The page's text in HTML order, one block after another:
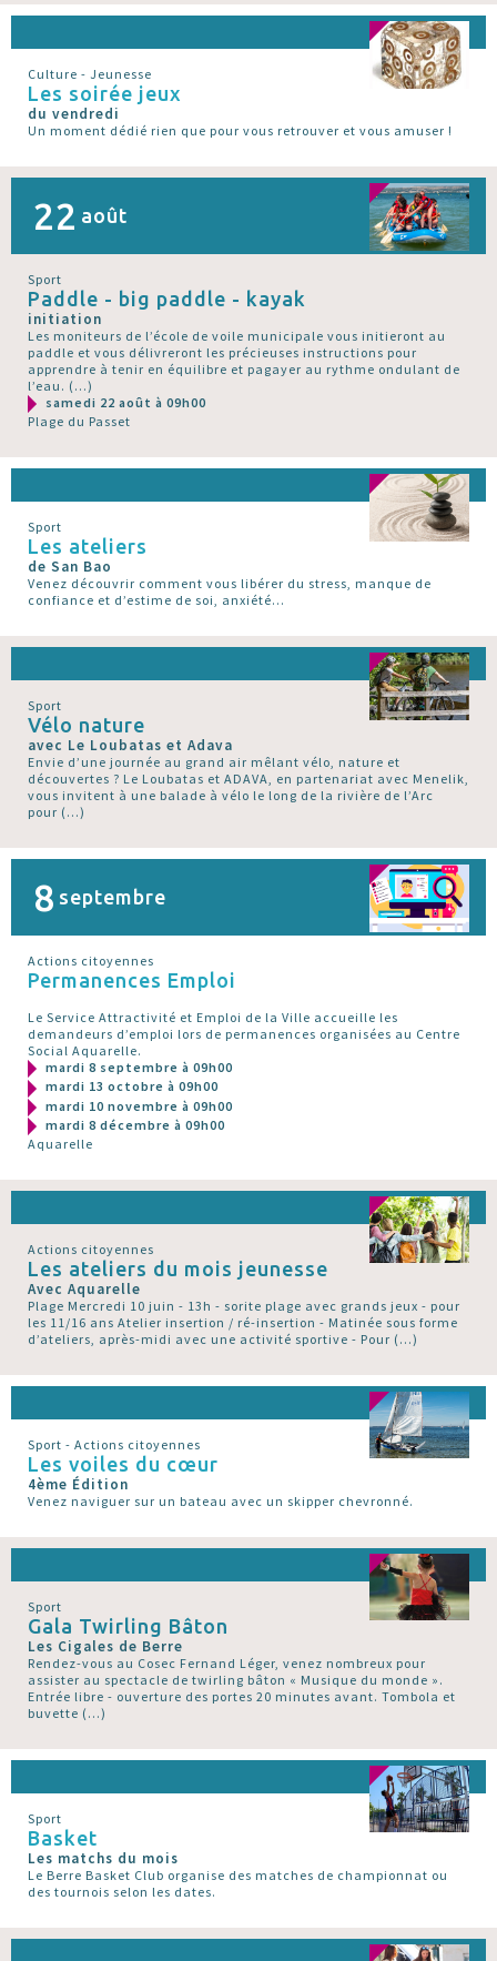
Culture - Jeunesse
Les soirée jeux
du vendredi
Un moment dédié rien que pour vous retrouver et vous amuser !
22 août
Sport
Paddle - big paddle - kayak
initiation
Les moniteurs de l’école de voile municipale vous initieront au
paddle et vous délivreront les précieuses instructions pour
apprendre à tenir en équilibre et pagayer au rythme ondulant de
l’eau. (…)
samedi 22 août à 09h00
Plage du Passet
Sport
Les ateliers
de San Bao
Venez découvrir comment vous libérer du stress, manque de
confiance et d’estime de soi, anxiété...
Sport
Vélo nature
avec Le Loubatas et Adava
Envie d’une journée au grand air mêlant vélo, nature et
découvertes ? Le Loubatas et ADAVA, en partenariat avec Menelik,
vous invitent à une balade à vélo le long de la rivière de l’Arc
pour (…)
8 septembre
Actions citoyennes
Permanences Emploi
Le Service Attractivité et Emploi de la Ville accueille les
demandeurs d’emploi lors de permanences organisées au Centre
Social Aquarelle.
mardi 8 septembre à 09h00
mardi 13 octobre à 09h00
mardi 10 novembre à 09h00
mardi 8 décembre à 09h00
Aquarelle
Actions citoyennes
Les ateliers du mois jeunesse
Avec Aquarelle
Plage Mercredi 10 juin - 13h - sorite plage avec grands jeux - pour
les 11/16 ans Atelier insertion / ré-insertion - Matinée sous forme
d’ateliers, après-midi avec une activité sportive - Pour (…)
Sport - Actions citoyennes
Les voiles du cœur
4ème Édition
Venez naviguer sur un bateau avec un skipper chevronné.
Sport
Gala Twirling Bâton
Les Cigales de Berre
Rendez-vous au Cosec Fernand Léger, venez nombreux pour
assister au spectacle de twirling bâton « Musique du monde ».
Entrée libre - ouverture des portes 20 minutes avant. Tombola et
buvette (…)
Sport
Basket
Les matchs du mois
Le Berre Basket Club organise des matches de championnat ou
des tournois selon les dates.